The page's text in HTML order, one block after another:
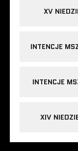
XV
INTENCJE
INTENCJE
XIV